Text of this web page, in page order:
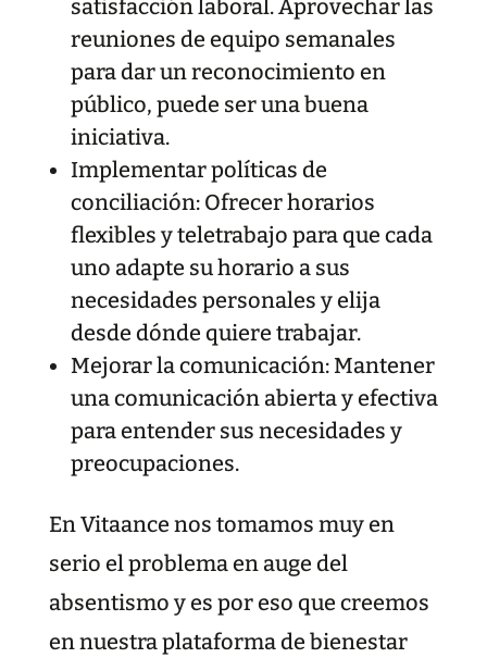
satisfacción laboral. Aprovechar las
reuniones de equipo semanales
para dar un reconocimiento en
público, puede ser una buena
iniciativa.
Implementar políticas de
conciliación: Ofrecer horarios
flexibles y teletrabajo para que cada
uno adapte su horario a sus
necesidades personales y elija
desde dónde quiere trabajar.
Mejorar la comunicación: Mantener
una comunicación abierta y efectiva
para entender sus necesidades y
preocupaciones.
En Vitaance nos tomamos muy en
serio el problema en auge del
absentismo y es por eso que creemos
en nuestra plataforma de bienestar